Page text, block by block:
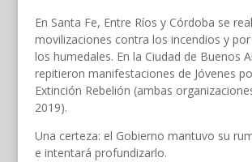
En Santa Fe, Entre Ríos y Córdoba se
movilizaciones contra los incendios y
los humedales. En la Ciudad de Buenos
repitieron manifestaciones de Jóvenes
Extinción Rebelión (ambas
2019).
Una certeza: el Gobierno mantuvo su
e intentará profundizarlo.